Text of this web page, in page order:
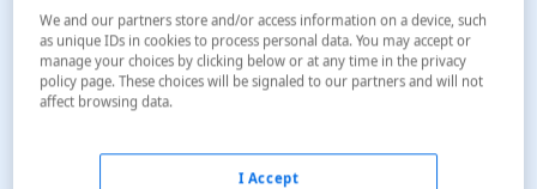
We and our partners store and/or access information on a device, such
as unique IDs in cookies to process personal data. You may accept or
manage your choices by clicking below or at any time in the privacy
policy page. These choices will be signaled to our partners and will not
affect browsing data.
I Accept